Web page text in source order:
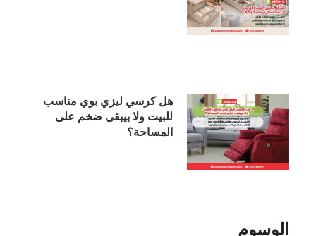
هل كرسي ليزي بوي مناسب
للبيت ولا بيبقى ضخم على
المساحة؟
الوسوم